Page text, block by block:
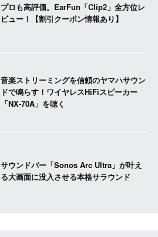
プロも高評価。EarFun「Clip2」全方位レ
ビュー！【割引クーポン情報あり】
音楽ストリーミングを信頼のヤマハサウン
ドで鳴らす！ワイヤレスHiFiスピーカー
「NX-70A」を聴く
サウンドバー「Sonos Arc Ultra」が叶え
る大画面に没入させる本格サラウンド